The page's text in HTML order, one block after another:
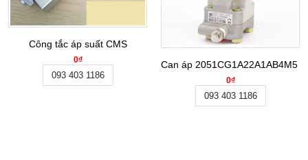
Công tắc áp suất CMS
0₫
093 403 1186
Can áp 2051CG1A22A1AB4M5
0₫
093 403 1186